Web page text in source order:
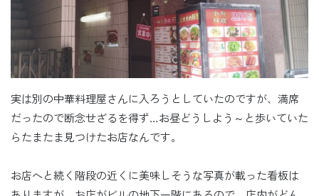
実は別の中華料理屋さんに入ろうとしていたのですが、満席
だったので断念せざるを得ず…お昼どうしよう～と歩いていた
らたまたま見つけたお店なんです。
お店へと続く階段の近くに美味しそうな写真が載った看板は